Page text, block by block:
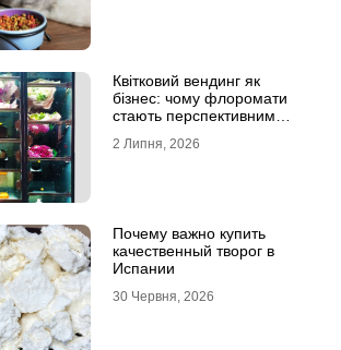
Квітковий вендинг як
бізнес: чому флоромати
стають перспективним
2 Липня, 2026
Почему важно купить
качественный творог в
Испании
30 Червня, 2026